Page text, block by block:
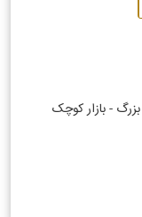
بزرگ - بازار کوچک